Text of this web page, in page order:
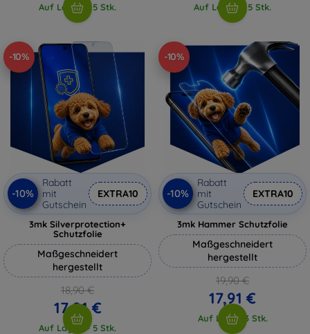
Auf Lager > 5 Stk. Auf Lager > 5 Stk.
-10%
-10%
Rabatt
mit
Gutschein
EXTRA10
3mk Silverprotection+
Schutzfolie
Maßgeschneidert
hergestellt
18,90 €
17,01 €
Auf Lager > 5 Stk.
-10%
-10%
Rabatt
mit
Gutschein
EXTRA10
3mk Hammer Schutzfolie
Maßgeschneidert
hergestellt
19,90 €
17,91 €
Auf Lager 3 Stk.